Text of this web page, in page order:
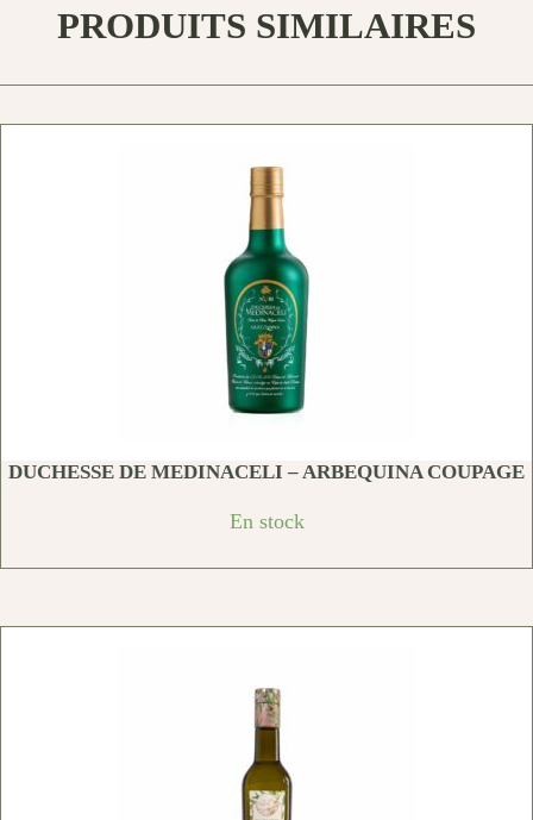
PRODUITS SIMILAIRES
DUCHESSE DE MEDINACELI – ARBEQUINA COUPAGE
En stock